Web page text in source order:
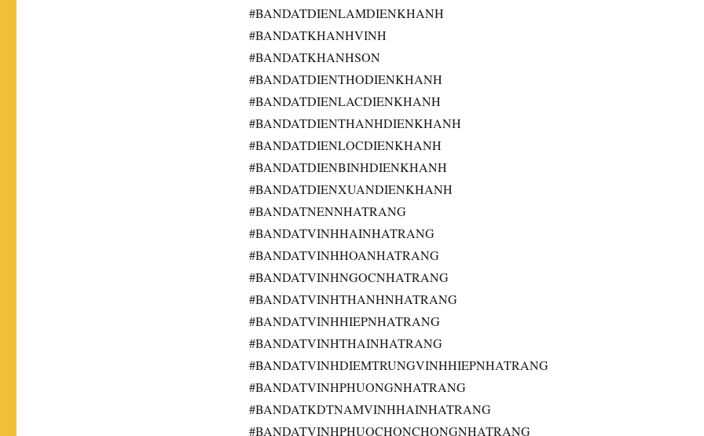
#BANDATDIENLAMDIENKHANH
#BANDATKHANHVINH
#BANDATKHANHSON
#BANDATDIENTHODIENKHANH
#BANDATDIENLACDIENKHANH
#BANDATDIENTHANHDIENKHANH
#BANDATDIENLOCDIENKHANH
#BANDATDIENBINHDIENKHANH
#BANDATDIENXUANDIENKHANH
#BANDATNENNHATRANG
#BANDATVINHHAINHATRANG
#BANDATVINHHOANHATRANG
#BANDATVINHNGOCNHATRANG
#BANDATVINHTHANHNHATRANG
#BANDATVINHHIEPNHATRANG
#BANDATVINHTHAINHATRANG
#BANDATVINHDIEMTRUNGVINHHIEPNHATRANG
#BANDATVINHPHUONGNHATRANG
#BANDATKDTNAMVINHHAINHATRANG
#BANDATVINHPHUOCHONCHONGNHATRANG